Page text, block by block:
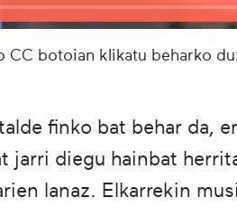
botoian klikatu beharko
finko bat behar da,
jarri diegu hainbat
lanaz. Elkarrekin